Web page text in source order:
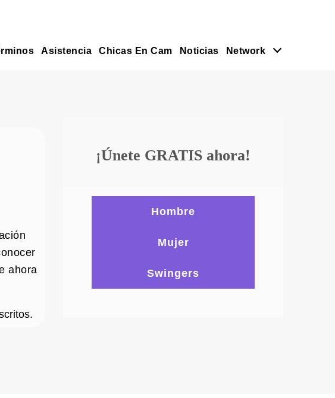
Asistencia Chicas En Cam Noticias Network
ahora
¡Únete GRATIS ahora!
Hombre
Mujer
Swingers